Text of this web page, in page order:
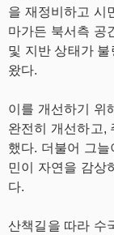
을 재정비하고 시
마가든 북서측 공
및 지반 상태가
왔다.
이를 개선하기 위
완전히 개선하고,
했다. 더불어 그늘
민이 자연을 감상
다.
산책길을 따라 수